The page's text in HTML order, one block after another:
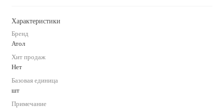
Характеристики
Бренд
Атол
Хит продаж
Нет
Базовая единица
шт
Примечание